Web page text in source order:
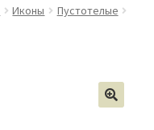
Иконы
Пустотелые